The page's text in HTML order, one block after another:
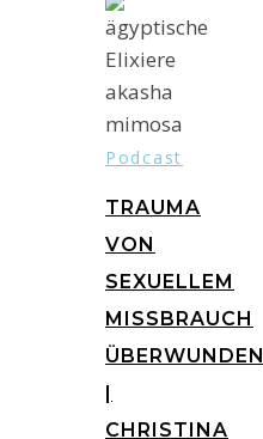
Podcast
TRAUMA
VON
SEXUELLEM
MISSBRAUCH
ÜBERWUNDEN
|
CHRISTINA